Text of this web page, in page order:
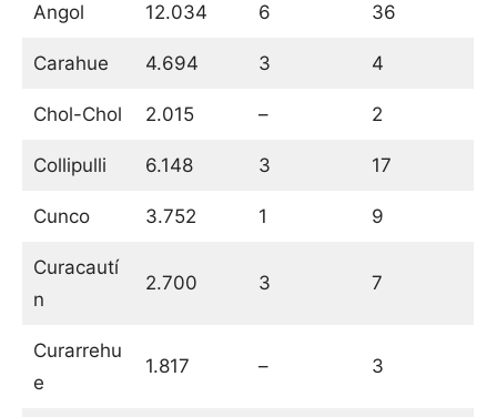
Angol 12.034 6 36
Carahue 4.694 3 4
Chol-Chol 2.015 – 2
Collipulli 6.148 3 17
Cunco 3.752 1 9
Curacautí
n
2.700 3 7
Curarrehu
e
1.817 – 3